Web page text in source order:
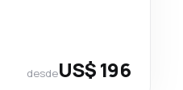
desdeUS$ 196